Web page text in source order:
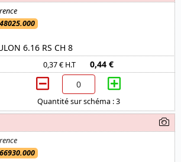
6.16 RS CH 8
0,37 € H.T 0,44 €
Quantité sur schéma : 3